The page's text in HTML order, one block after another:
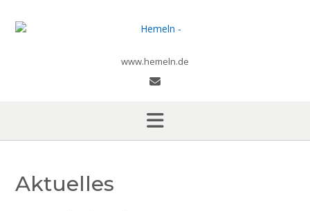
content
www.hemeln.de
Aktuelles